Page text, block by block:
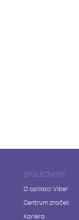
SPOLEČNOST
O aplikaci Viber
Centrum značek
Kariéra